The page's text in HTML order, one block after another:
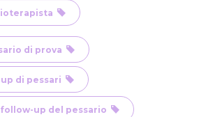
di prova
di pessari
up del pessario